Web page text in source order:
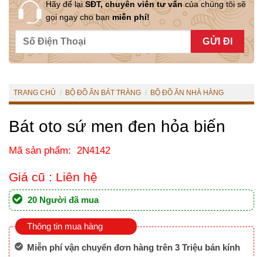
Hãy để lạiSĐT, chuyên viên tư vấncủa chúng tôi sẽ
gọi ngay cho bạnmiễn phí!
TRANG CHỦ / BỘ ĐỒ ĂN BÁT TRÀNG / BỘ ĐỒ ĂN NHÀ HÀNG
Bát oto sứ men đen hỏa biến
Mã sản phẩm: 2N4142
Giá cũ : Liên hệ
20 Người đã mua
Thông tin mua hàng
Miễn phí vận chuyển đơn hàng trên 3 Triệu bán kính